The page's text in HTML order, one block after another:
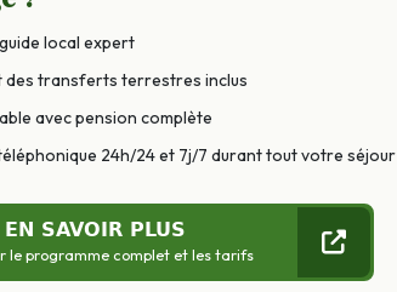
local expert
transferts terrestres inclus
avec pension complète
24h/24 et 7j/7 durant tout votre séjour
EN SAVOIR PLUS
le programme complet et les tarifs